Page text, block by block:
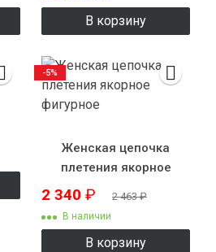
В корзину
Женская цепочка
плетения якорное
фигурное
2 340 ₽ 2 463₽
В наличии
В корзину
-5%